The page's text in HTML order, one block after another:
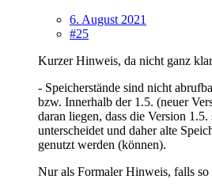
6. August 2021
#25
Kurzer Hinweis, da nicht ganz
- Speicherstände sind nicht
bzw. Innerhalb der 1.5. (neuer
daran liegen, dass die Version
unterscheidet und daher alte
genutzt werden (können).
Nur als Formaler Hinweis, falls